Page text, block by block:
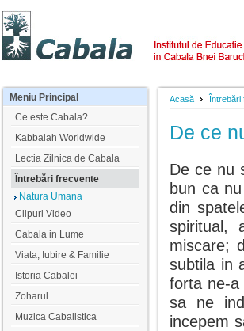
Acasă Întrebări
De ce
De ce nu
bun ca
din
spiritual,
miscare;
subtila in
forta ne-a
sa ne
incepem
Meniu Principal
Ce este Cabala?
Kabbalah Worldwide
Lectia Zilnica de Cabala
Întrebări frecvente
Natura Umana
Clipuri Video
Cabala in Lume
Viata, Iubire & Familie
Istoria Cabalei
Zoharul
Muzica Cabalistica